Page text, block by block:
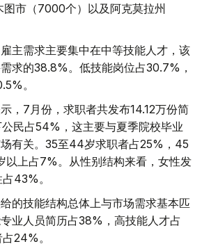
图市（7000个）以及阿克莫拉州
主需求主要集中在中等技能人才，该
求的38.8%。低技能岗位占30.7%，
。
，7月份，求职者共发布14.12万份简
民占54%，这主要与夏季院校毕业
有关。35至44岁求职者占25%，45
以上占7%。从性别结构来看，女性发
43%。
的技能结构总体上与市场需求基本匹
业人员简历占38%，高技能人才占
24%。